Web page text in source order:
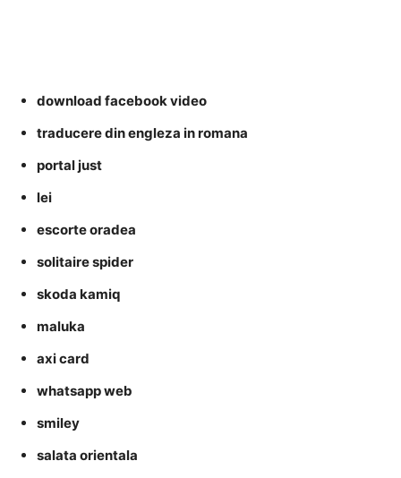
download facebook video
traducere din engleza in romana
portal just
lei
escorte oradea
solitaire spider
skoda kamiq
maluka
axi card
whatsapp web
smiley
salata orientala